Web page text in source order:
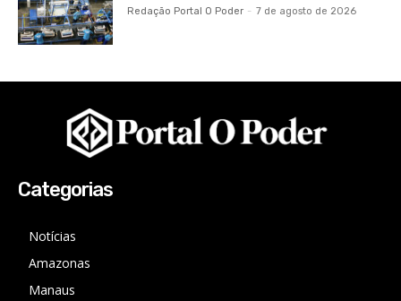
Redação Portal O Poder - 7 de agosto de 2026
Categorias
Notícias
Amazonas
Manaus